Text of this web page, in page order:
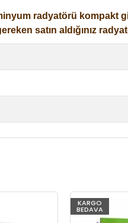
radyatörü kompakt
satın aldığınız
KARGO
BEDAVA